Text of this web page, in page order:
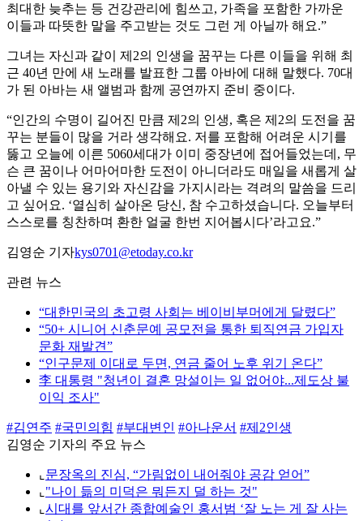
최대한 늦추는 등 건강관리에 힘쓰고, 가족을 포함한 가까운
이들과 따뜻한 말을 주고받는 것도 그런 게 아닐까 해요.”
그녀는 자신과 같이 제2의 인생을 꿈꾸는 다른 이들을 위해 최
근 40년 만에 새 노래를 발표한 그룹 아바에 대해 말했다. 70대
가 된 아바는 새 앨범과 함께 공연까지 준비 중이다.
“인간의 수명이 길어진 만큼 제2의 인생, 혹은 제2의 도전을 꿈
꾸는 분들이 많을 거라 생각해요. 저를 포함해 어려운 시기를
뚫고 오늘에 이른 5060세대가 이미 중장년에 접어들었는데, 무
슨 큰 꿈이나 어마어마한 도전이 아니더라도 매일을 새롭게 살
아낼 수 있는 용기와 자신감을 가지시라는 격려의 말씀을 드리
고 싶어요. ‘열심히 살아온 당신, 참 수고하셨습니다. 오늘부터
스스로를 칭찬하며 환한 얼굴 한번 지어봅시다’라고요.”
김영순 기자kys0701@etoday.co.kr
관련 뉴스
“대한민국의 초고령 사회는 베이비부머에게 달렸다”
“50+ 시니어 신춘문예 공모전을 통한 퇴직연금 가입자
문화 재발견”
“인구문제 이대로 두면, 연금 줄어 노후 위기 온다”
李 대통령 "청년이 결혼 망설이는 일 없어야...제도상 불
이익 조사"
#김연주 #국민의힘 #부대변인 #아나운서 #제2인생
김영순 기자의 주요 뉴스
⌞ 문장옥의 진심, “가림없이 내어줘야 공감 얻어”
⌞ "나이 듦의 미덕은 뭐든지 덜 하는 것"
⌞ 시대를 앞서간 종합예술인 홍서범 ‘잘 노는 게 잘 사는